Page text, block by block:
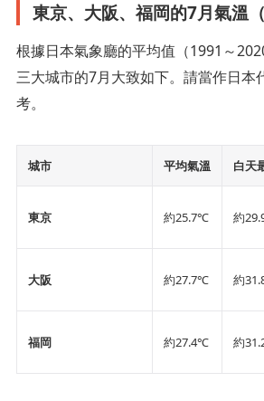
東京、大阪、福岡的7月氣溫（
根據日本氣象廳的平均值（1991～
三大城市的7月大致如下。請當作日本
考。
城市 平均氣溫 白天
東京 約25.7℃ 約
大阪 約27.7℃ 約
福岡 約27.4℃ 約